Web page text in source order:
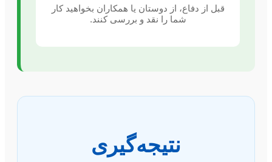
قبل از دفاع، از دوستان یا همکاران بخواهید کار
شما را نقد و بررسی کنند.
نتیجه‌گیری